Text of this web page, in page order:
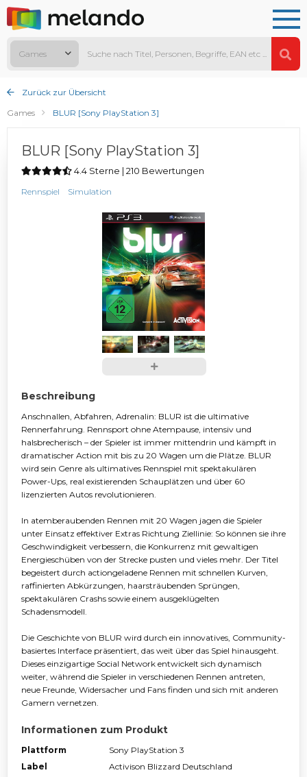
Games
Zurück zur Übersicht
Games
BLUR [Sony PlayStation 3]
BLUR [Sony PlayStation 3]
4.4 Sterne | 210 Bewertungen
Rennspiel Simulation
Beschreibung
Anschnallen, Abfahren, Adrenalin: BLUR ist die ultimative
Rennerfahrung. Rennsport ohne Atempause, intensiv und
halsbrecherisch – der Spieler ist immer mittendrin und kämpft in
dramatischer Action mit bis zu 20 Wagen um die Plätze. BLUR
wird sein Genre als ultimatives Rennspiel mit spektakulären
Power-Ups, real existierenden Schauplätzen und über 60
lizenzierten Autos revolutionieren.
In atemberaubenden Rennen mit 20 Wagen jagen die Spieler
unter Einsatz effektiver Extras Richtung Ziellinie: So können sie ihre
Geschwindigkeit verbessern, die Konkurrenz mit gewaltigen
Energieschüben von der Strecke pusten und vieles mehr. Der Titel
begeistert durch actiongeladene Rennen mit schnellen Kurven,
raffinierten Abkürzungen, haarsträubenden Sprüngen,
spektakulären Crashs sowie einem ausgeklügelten
Schadensmodell.
Die Geschichte von BLUR wird durch ein innovatives, Community-
basiertes Interface präsentiert, das weit über das Spiel hinausgeht.
Dieses einzigartige Social Network entwickelt sich dynamisch
weiter, während die Spieler in verschiedenen Rennen antreten,
neue Freunde, Widersacher und Fans finden und sich mit anderen
Gamern vernetzen.
Informationen zum Produkt
Plattform
Sony PlayStation 3
Label
Activison Blizzard Deutschland